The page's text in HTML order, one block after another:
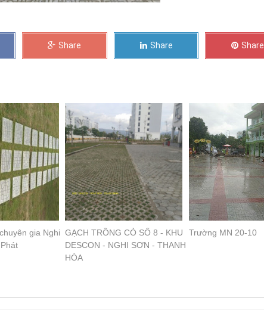
Share Share Share
gia Nghi GẠCH TRỒNG CỎ SỐ 8 - KHU
DESCON - NGHI SƠN - THANH
HÓA
Trường MN 20-10